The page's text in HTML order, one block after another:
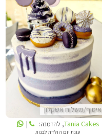
איסוף/משלוח אשקלון
TANIA CAKES
Tania Cakes, להזמנה: |
עוגת יום הולדת לבנות